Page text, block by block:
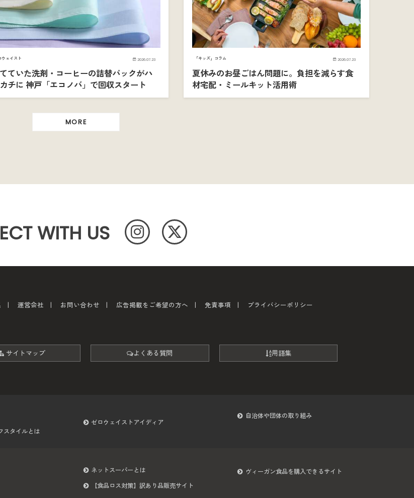
ウェイスト 2026.07.23
ていた洗剤・コーヒーの詰替パックがハ
チに 神戸「エコノバ」で回収スタート
「キッズ」コラム 2026.07.23
夏休みのお昼ごはん問題に。負担を減らす食
材宅配・ミールキット活用術
MORE
WITH US
運営会社 お問い合わせ 広告掲載をご希望の方へ 免責事項 プライバシーポリシー
サイトマップ よくある質問 用語集
スタイルとは
ゼロウェイストアイディア
自治体や団体の取り組み
ネットスーパーとは
【食品ロス対策】訳あり品販売サイト
ヴィーガン食品を購入できるサイト